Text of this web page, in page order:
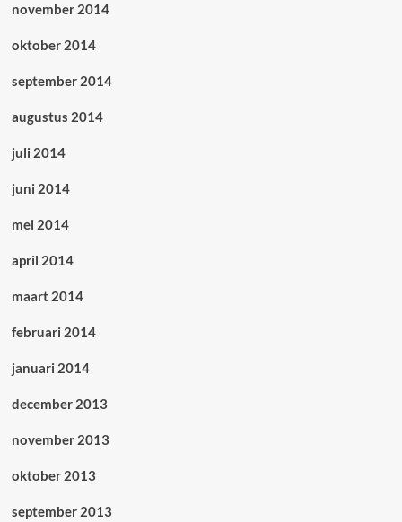
november 2014
oktober 2014
september 2014
augustus 2014
juli 2014
juni 2014
mei 2014
april 2014
maart 2014
februari 2014
januari 2014
december 2013
november 2013
oktober 2013
september 2013